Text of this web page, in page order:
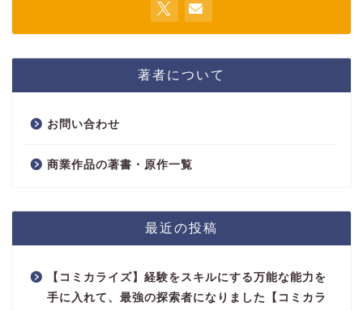
著者について
お問い合わせ
商業作品の著書・原作一覧
最近の投稿
【コミカライズ】経験をスキルにする万能な能力を
手に入れて、最強の探索者になりました【コミカラ